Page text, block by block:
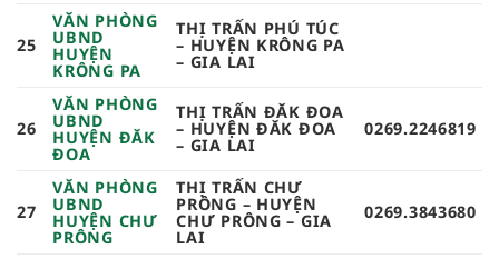
25
VĂN PHÒNG
UBND
HUYỆN
KRÔNG PA
THỊ TRẤN PHÚ TÚC
– HUYỆN KRÔNG PA
– GIA LAI
26
VĂN PHÒNG
UBND
HUYỆN ĐĂK
ĐOA
THỊ TRẤN ĐĂK ĐOA
– HUYỆN ĐĂK ĐOA
– GIA LAI
0269.2246819
27
VĂN PHÒNG
UBND
HUYỆN CHƯ
PRÔNG
THỊ TRẤN CHƯ
PRÔNG – HUYỆN
CHƯ PRÔNG – GIA
LAI
0269.3843680